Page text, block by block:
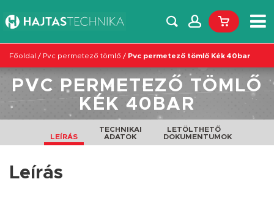
Főoldal / Pvc permetező tömlő / Pvc permetező tömlő Kék 40bar
PVC PERMETEZŐ TÖMLŐ
KÉK 40BAR
LEÍRÁS
TECHNIKAI
ADATOK
LETÖLTHETŐ
DOKUMENTUMOK
Leírás